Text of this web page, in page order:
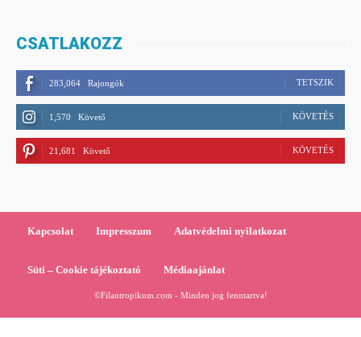
CSATLAKOZZ
283,064 Rajongók TETSZIK
1,570 Követő KÖVETÉS
21,681 Követő KÖVETÉS
Kapcsolat Impresszum Adatvédelmi nyilatkozat
Süti – Cookie tájékoztató Médiaajánlat
©Filantropikum.com - Minden jog fenntartva!